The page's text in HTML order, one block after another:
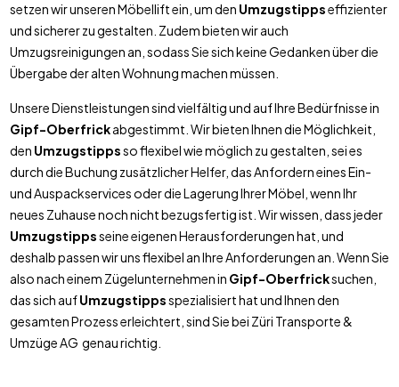
setzen wir unseren Möbellift ein, um den Umzugstippseffizienter
und sicherer zu gestalten. Zudem bieten wir auch
Umzugsreinigungen an, sodass Sie sich keine Gedanken über die
Übergabe der alten Wohnung machen müssen.
Unsere Dienstleistungen sind vielfältig und auf Ihre Bedürfnisse in
Gipf-Oberfrickabgestimmt. Wir bieten Ihnen die Möglichkeit,
den Umzugstippsso flexibel wie möglich zu gestalten, sei es
durch die Buchung zusätzlicher Helfer, das Anfordern eines Ein-
und Auspackservices oder die Lagerung Ihrer Möbel, wenn Ihr
neues Zuhause noch nicht bezugsfertig ist. Wir wissen, dass jeder
Umzugstippsseine eigenen Herausforderungen hat, und
deshalb passen wir uns flexibel an Ihre Anforderungen an. Wenn Sie
also nach einem Zügelunternehmen in Gipf-Oberfricksuchen,
das sich aufUmzugstippsspezialisiert hat und Ihnen den
gesamten Prozess erleichtert, sind Sie bei Züri Transporte &
Umzüge AG genau richtig.